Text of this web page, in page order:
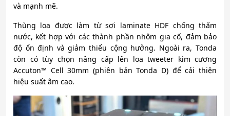
và mạnh mẽ.
Thùng loa được làm từ sợi laminate HDF chống thấm
nước, kết hợp với các thành phần nhôm gia cố, đảm bảo
độ ổn định và giảm thiểu cộng hưởng. Ngoài ra, Tonda
còn có tùy chọn nâng cấp lên loa tweeter kim cương
Accuton™ Cell 30mm (phiên bản Tonda D) để cải thiện
hiệu suất âm cao.